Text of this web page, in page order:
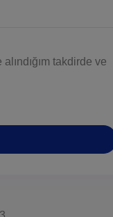
takdirde ve